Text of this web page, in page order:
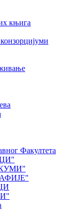
књига
Факултета